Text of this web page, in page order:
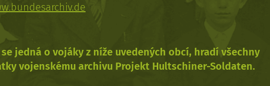
se jedná o vojáky z níže uvedených obcí, hradí všechny
vojenskému archivu Projekt Hultschiner-Soldaten.